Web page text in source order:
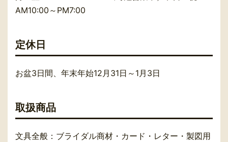
AM10:00～PM7:00
定休日
お盆3日間、年末年始12月31日～1月3日
取扱商品
文具全般：ブライダル商材・カード・レター・製図用